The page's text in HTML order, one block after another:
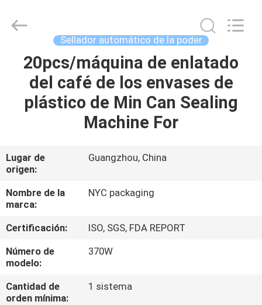
HOGAR
PRODUCTOS
NOSOTROS
VIAJE
DE
LA
FÁBRICA
CONTROL
Rights
Sellador automático de la poder
20pcs/máquina de enlatado
del café de los envases de
plástico de Min Can Sealing
Machine For
Lugar de
origen:
Guangzhou, China
Nombre de la
marca:
NYC packaging
Certificación:
ISO, SGS, FDA REPORT
Número de
modelo:
370W
Cantidad de
orden mínima:
1 sistema